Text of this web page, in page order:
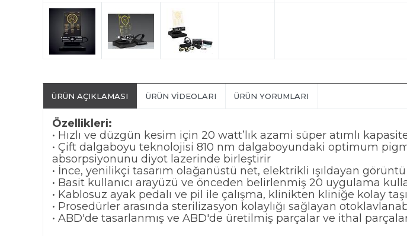
ÜRÜN AÇIKLAMASI ÜRÜN VIDEOLARI ÜRÜN YORUMLARI
Özellikleri:
• Hızlı ve düzgün kesim için 20 watt’lık azami süper atımlı
• Çift dalgaboyu teknolojisi 810 nm dalgaboyundaki optimum
absorpsiyonunu diyot lazerinde birleştirir
• İnce, yenilikçi tasarım olağanüstü net, elektrikli ışıldayan
• Basit kullanıcı arayüzü ve önceden belirlenmiş 20 uygulama
• Kablosuz ayak pedalı ve pil ile çalışma, klinikten kliniğe kolay
• Prosedürler arasında sterilizasyon kolaylığı sağlayan
• ABD'de tasarlanmış ve ABD'de üretilmiş parçalar ve ithal